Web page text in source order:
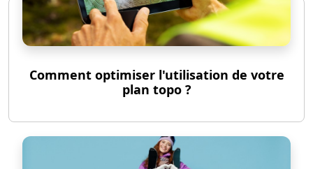
Comment optimiser l'utilisation de votre
plan topo ?